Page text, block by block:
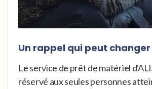
Un rappel qui peut changer
Le service de prêt de matériel
réservé aux seules personnes